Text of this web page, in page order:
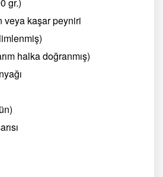
veya kaşar peyniri
halka doğranmış)